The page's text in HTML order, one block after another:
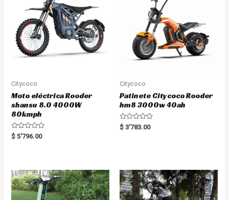
Citycoco
Moto eléctrica Rooder
shansu 8.0 4000W
80kmph
R
a
o
u
t
o
f
$ 5'796.00
Citycoco
Patinete Citycoco Rooder
hm8 3000w 40ah
R
a
u
t
o
f
5
$ 3'783.00